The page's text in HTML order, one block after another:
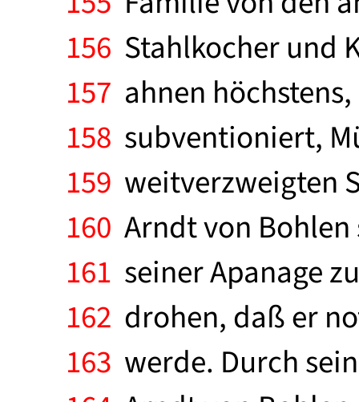
156 Stahlkocher und
157 ahnen
158 subventioniert,
159 weitverzweigten
160 Arndt von
161 seiner Apanage
162 drohen, daß er
163 werde. Durch